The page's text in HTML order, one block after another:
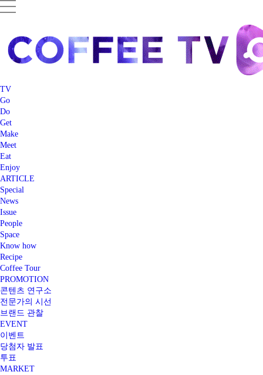
TV
Go
Do
Get
Make
Meet
Eat
Enjoy
ARTICLE
Special
News
Issue
People
Space
Know how
Recipe
Coffee Tour
PROMOTION
콘텐츠 연구소
전문가의 시선
브랜드 관찰
EVENT
이벤트
당첨자 발표
투표
MARKET